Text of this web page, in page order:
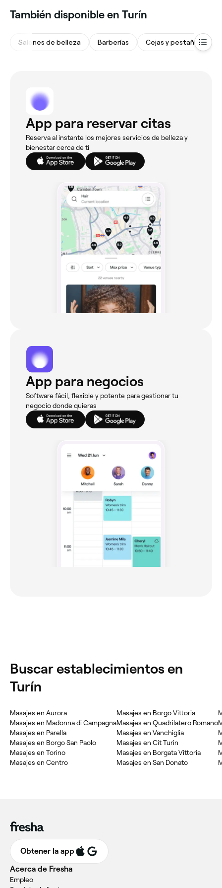
‎También disponible en Turín
Salones de belleza Barberías Cejas y pestañas
App para reservar citas
Reserva al instante los mejores servicios de belleza y
bienestar cerca de ti
App para negocios
Software fácil, flexible y potente para gestionar tu
negocio donde quieras
‎Buscar establecimientos en
Turín
‎Masajes en Aurora
‎Masajes en Madonna di Campagna
‎Masajes en Parella
‎Masajes en Borgo San Paolo
‎Masajes en Torino
‎Masajes en Centro
‎Masajes en Borgo Vittoria
‎Masajes en Quadrilatero Romano
‎Masajes en Vanchiglia
‎Masajes en Cit Turin
‎Masajes en Borgata Vittoria
‎Masajes en San Donato
Obtener la app
Acerca de Fresha
Empleo